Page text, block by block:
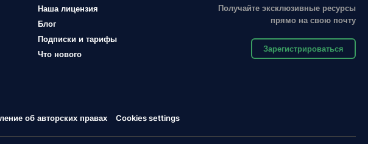
Наша лицензия
Блог
Подписки и тарифы
Что нового
Получайте эксклюзивные ресурсы
прямо на свою почту
Зарегистрироваться
об авторских правах Cookies settings